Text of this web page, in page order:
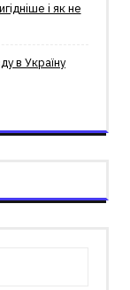
і як не
в Україну